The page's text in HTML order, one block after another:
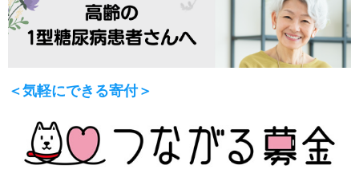
＜気軽にできる寄付＞